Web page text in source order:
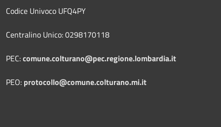
Codice Univoco UFQ4PY
Centralino Unico: 0298170118
PEC:comune.colturano@pec.regione.lombardia.it
PEO: protocollo@comune.colturano.mi.it